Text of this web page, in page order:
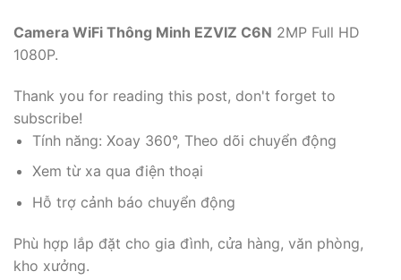
Camera WiFi Thông Minh EZVIZ C6N 2MP Full HD
1080P.
Thank you for reading this post, don't forget to
subscribe!
Tính năng: Xoay 360°, Theo dõi chuyển động
Xem từ xa qua điện thoại
Hỗ trợ cảnh báo chuyển động
Phù hợp lắp đặt cho gia đình, cửa hàng, văn phòng,
kho xưởng.